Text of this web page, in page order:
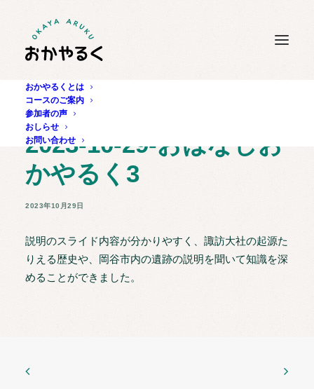
おかやるくとは
コースのご案内
参加者の声
おしらせ
お問い合わせ
2023-10-29-おはなしお
かやるく3
2023年10月29日
説明のスライド内容が分かりやすく、諏訪大社の起源た
りえる歴史や、岡谷市内の遺跡の説明を聞いて知識を深
めることができました。